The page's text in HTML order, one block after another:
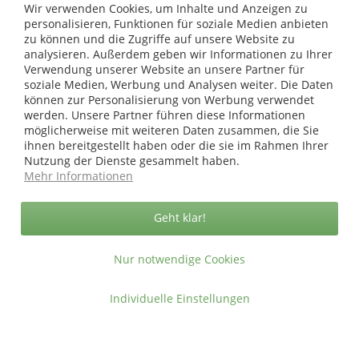
Shop Service
Informationen
* bei Paketversand. Alle Preise inkl. gesetzl. Mehrwertsteuer zzgl.
Versandkosten.
Copyright © afp marketing gmbh - Alle Rechte vorbehalten
Sicher zahlen in unserem Onlineshop
Wir verwenden Cookies, um Inhalte und Anzeigen zu
personalisieren, Funktionen für soziale Medien anbieten
zu können und die Zugriffe auf unsere Website zu
analysieren. Außerdem geben wir Informationen zu Ihrer
Verwendung unserer Website an unsere Partner für
soziale Medien, Werbung und Analysen weiter. Die Daten
können zur Personalisierung von Werbung verwendet
werden. Unsere Partner führen diese Informationen
möglicherweise mit weiteren Daten zusammen, die Sie
ihnen bereitgestellt haben oder die sie im Rahmen Ihrer
Nutzung der Dienste gesammelt haben.
Mehr Informationen
Nur notwendige Cookies
Geht klar!
Individuelle Einstellungen